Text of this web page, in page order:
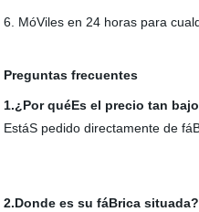
6. MóViles en 24 horas para
Preguntas frecuentes
1.¿Por quéEs el precio tan
EstáS pedido directamente de
2.Donde es su fáBrica